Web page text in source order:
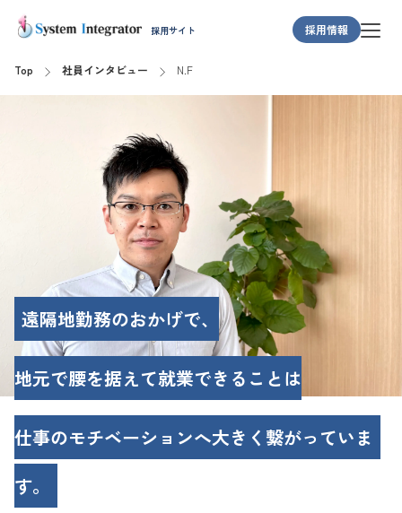
採用サイト 採用情報
私たちについて
事業紹介
社員インタビュー
お問い合わせ
Top 社員インタビュー N.F
遠隔地勤務のおかげで、
地元で腰を据えて就業できることは
仕事のモチベーションへ大きく繋がっていま
す。